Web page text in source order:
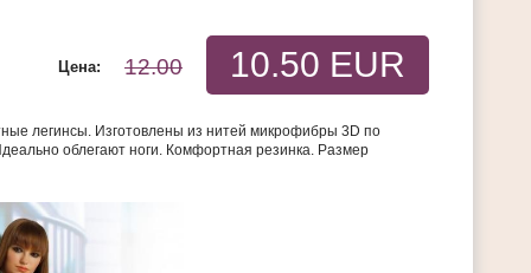
10.50 EUR
12.00
Цена:
легинсы. Изготовлены из нитей микрофибры 3D по
облегают ноги. Комфортная резинка. Размер